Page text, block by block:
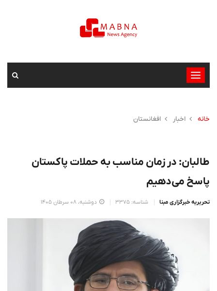
تغییر
وضعیت
خانه
اخبار افغانستان
طالبان: در زمان مناسب به حملات پاکستان
پاسخ می‌دهیم
تحریریه خبرگزاری مبنا شناسه: 3375 دوشنبه، 08 سرطان 1405